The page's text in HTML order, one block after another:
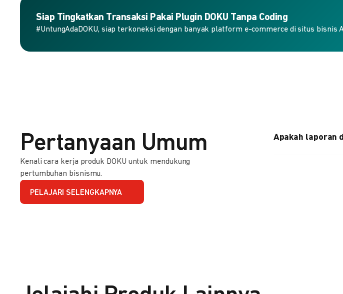
Siap Tingkatkan Transaksi Pakai Plugin DOKU Tanpa Coding
#UntungAdaDOKU, siap terkoneksi dengan banyak platform e-commerce di situs bisnis
Pertanyaan Umum
Kenali cara kerja produk DOKU untuk mendukung
pertumbuhan bisnismu.
PELAJARI SELENGKAPNYA
Apakah laporan